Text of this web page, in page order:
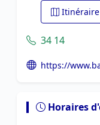
Itinéraire
34 14
https://
Horaires